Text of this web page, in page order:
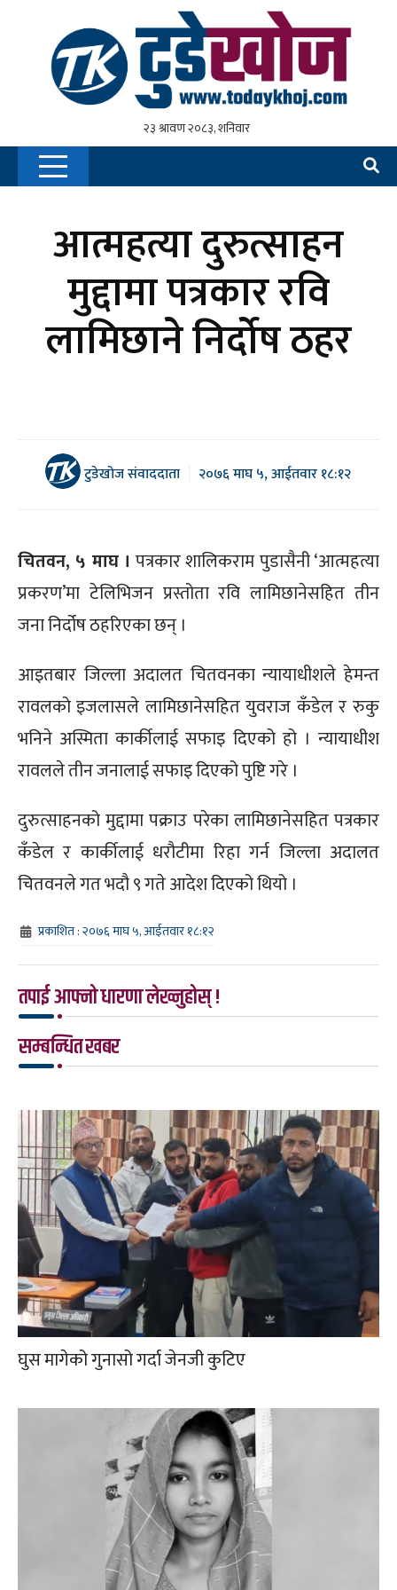
आत्महत्या दुरुत्साहन
मुद्दामा पत्रकार रवि
लामिछाने निर्दोष ठहर
टुडेखोज संवाददाता २०७६ माघ ५, आईतवार १८:१२
चितवन, ५ माघ । पत्रकार शालिकराम पुडासैनी ‘आत्महत्या
प्रकरण’मा टेलिभिजन प्रस्तोता रवि लामिछानेसहित तीन
जना निर्दोष ठहरिएका छन् ।
आइतबार जिल्ला अदालत चितवनका न्यायाधीशले हेमन्त
रावलको इजलासले लामिछानेसहित युवराज कँडेल र रुकु
भनिने अस्मिता कार्कीलाई सफाइ दिएको हो । न्यायाधीश
रावलले तीन जनालाई सफाइ दिएको पुष्टि गरे ।
दुरुत्साहनको मुद्दामा पक्राउ परेका लामिछानेसहित पत्रकार
कँडेल र कार्कीलाई धरौटीमा रिहा गर्न जिल्ला अदालत
चितवनले गत भदौ ९ गते आदेश दिएको थियो ।
प्रकाशित : २०७६ माघ ५, आईतवार १८:१२
तपाई आफ्नो धारणा लेख्नुहोस् !
सम्बन्धित खबर
घुस मागेको गुनासो गर्दा जेनजी कुटिए